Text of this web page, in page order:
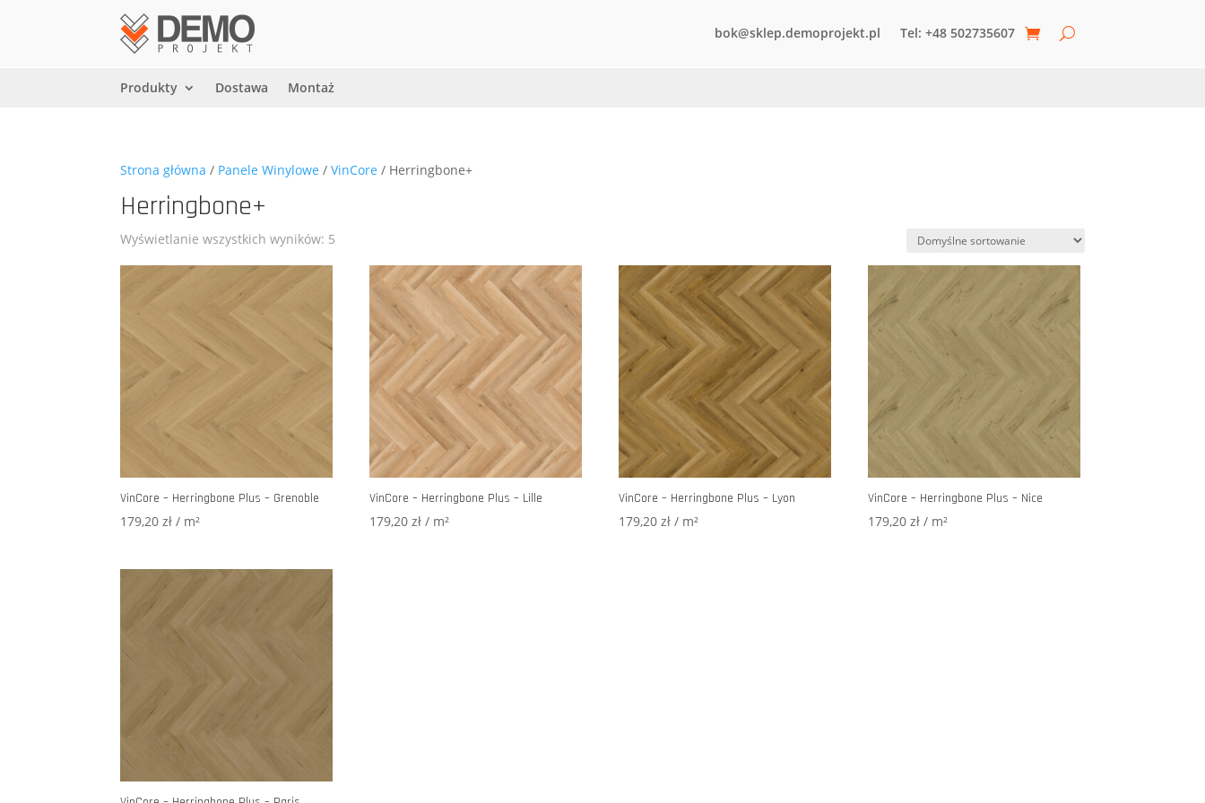
bok@sklep.demoprojekt.pl Tel: +48 502735607
Produkty Dostawa Montaż
Strona główna / Panele Winylowe /VinCore / Herringbone+
Herringbone+
Wyświetlanie wszystkich wyników: 5
VinCore – Herringbone Plus – Grenoble
179,20zł / m²
VinCore – Herringbone Plus – Lille
179,20zł / m²
VinCore – Herringbone Plus – Lyon
179,20zł / m²
VinCore – Herringbone Plus – Nice
179,20zł / m²